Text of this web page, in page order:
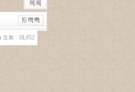
조회 : 18,952